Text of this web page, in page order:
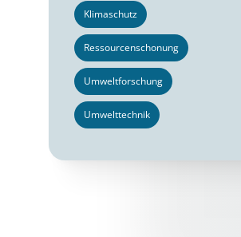
Klimaschutz
Ressourcenschonung
Umweltforschung
Umwelttechnik